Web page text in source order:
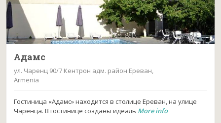
Адамс
ул. Чаренц 90/7 Кентрон адм. район Ереван,
Armenia
Гостиница «Адамс» находится в столице Ереван, на улице
Чаренца. В гостинице созданы идеаль More info